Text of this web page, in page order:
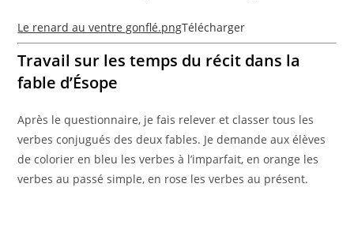
Le renard au ventre gonflé.pngTélécharger
Travail sur les temps du récit dans la
fable d’Ésope
Après le questionnaire, je fais relever et classer tous les
verbes conjugués des deux fables. Je demande aux élèves
de colorier en bleu les verbes à l’imparfait, en orange les
verbes au passé simple, en rose les verbes au présent.